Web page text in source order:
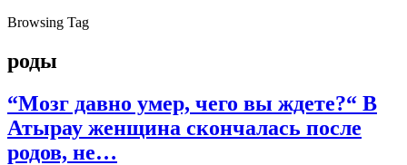
Browsing Tag
роды
“Мозг давно умер, чего вы ждете?“ В
Атырау женщина скончалась после
родов, не…